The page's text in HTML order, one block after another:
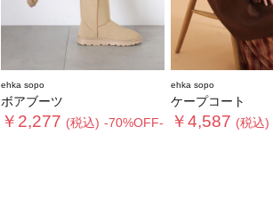
ehka sopo
ボアブーツ
￥2,277 (税込) -70%OFF-
ehka sopo
ケープコート
￥4,587 (税込)